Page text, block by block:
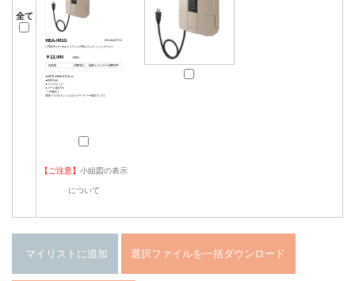
全て
【ご注意】 小組図の表示
について